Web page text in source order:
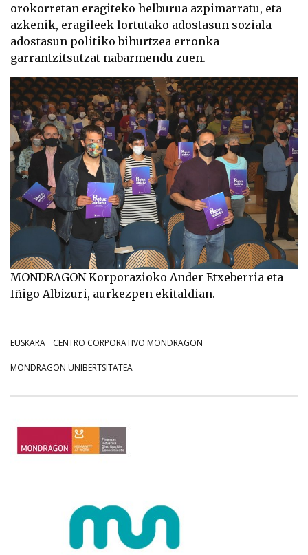
orokorretan eragiteko helburua azpimarratu, eta
azkenik, eragileek lortutako adostasun soziala
adostasun politiko bihurtzea erronka
garrantzitsutzat nabarmendu zuen.
MONDRAGON Korporazioko Ander Etxeberria eta
Iñigo Albizuri, aurkezpen ekitaldian.
EUSKARA CENTRO CORPORATIVO MONDRAGON
MONDRAGON UNIBERTSITATEA